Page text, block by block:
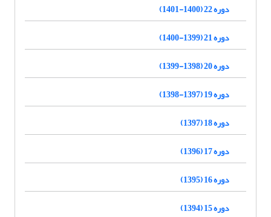
دوره 22 (1400-1401)
دوره 21 (1399-1400)
دوره 20 (1398-1399)
دوره 19 (1397-1398)
دوره 18 (1397)
دوره 17 (1396)
دوره 16 (1395)
دوره 15 (1394)